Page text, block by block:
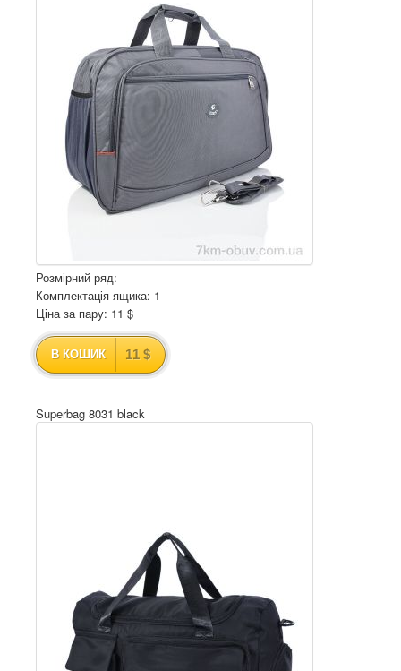
Розмірний ряд:
Комплектація ящика: 1
Ціна за пару: 11 $
В КОШИК 11 $
Superbag 8031 black